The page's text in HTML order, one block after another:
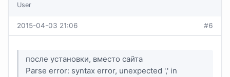
User
2015-04-03 21:06 #6
после установки, вместо сайта
Parse error: syntax error, unexpected ',' in